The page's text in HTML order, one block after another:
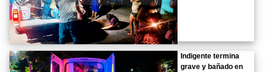
Indigente termina
grave y bañado en